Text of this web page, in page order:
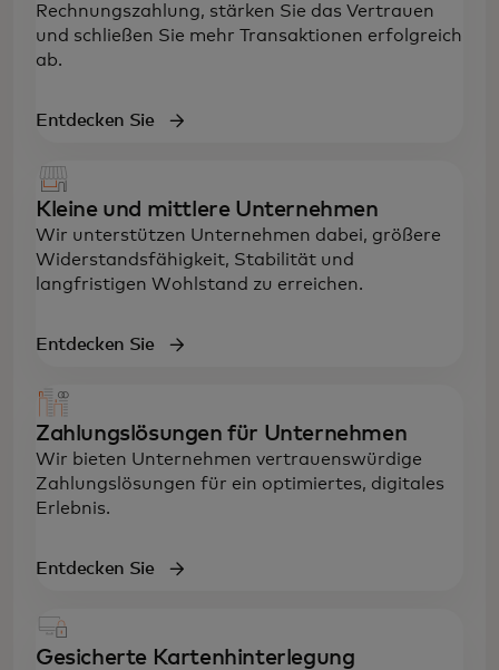
Rechnungszahlung, stärken Sie das Vertrauen
und schließen Sie mehr Transaktionen erfolgreich
ab.
Entdecken Sie
Kleine und mittlere Unternehmen
Wir unterstützen Unternehmen dabei, größere
Widerstandsfähigkeit, Stabilität und
langfristigen Wohlstand zu erreichen.
Entdecken Sie
Zahlungslösungen für Unternehmen
Wir bieten Unternehmen vertrauenswürdige
Zahlungslösungen für ein optimiertes, digitales
Erlebnis.
Entdecken Sie
Gesicherte Kartenhinterlegung